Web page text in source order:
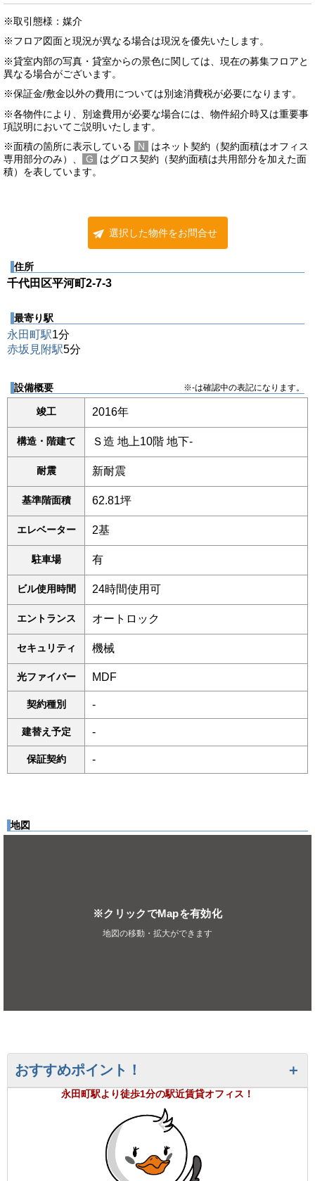
※取引態様：媒介
※フロア図面と現況が異なる場合は現況を優先いたします。
※貸室内部の写真・貸室からの景色に関しては、現在の募集フロアと
異なる場合がございます。
※保証金/敷金以外の費用については別途消費税が必要になります。
※各物件により、別途費用が必要な場合には、物件紹介時又は重要事
項説明においてご説明いたします。
※面積の箇所に表示している
N
はネット契約（契約面積はオフィス
専用部分のみ）、
G
はグロス契約（契約面積は共用部分を加えた面
積）を表しています。
選択した物件をお問合せ
住所
千代田区平河町2-7-3
最寄り駅
永田町駅1分
赤坂見附駅5分
設備概要 ※-は確認中の表記になります。
竣工 2016年
構造・階建て Ｓ造 地上10階 地下-
耐震 新耐震
基準階面積 62.81坪
エレベーター 2基
駐車場 有
ビル使用時間 24時間使用可
エントランス オートロック
セキュリティ 機械
光ファイバー MDF
契約種別 -
建替え予定 -
保証契約 -
地図
※クリックでMapを有効化
地図の移動・拡大ができます
おすすめポイント！
永田町駅より徒歩1分の駅近賃貸オフィス！